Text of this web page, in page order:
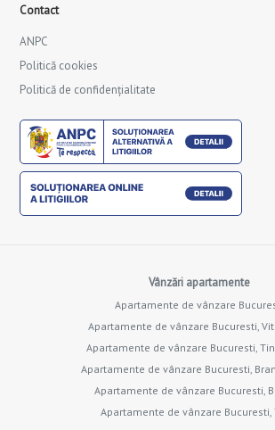
Contact
ANPC
Politică cookies
Politică de confidențialitate
Vânzări apartamente
Apartamente de vânzare
Apartamente de vânzare Bucuresti,
Apartamente de vânzare Bucuresti,
Apartamente de vânzare Bucuresti,
Apartamente de vânzare Bucuresti,
Apartamente de vânzare Bucuresti,